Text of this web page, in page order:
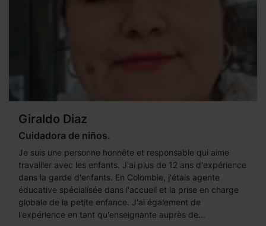
Giraldo Diaz
Cuidadora de niños.
Je suis une personne honnête et responsable qui aime
travailler avec les enfants. J'ai plus de 12 ans d'expérience
dans la garde d'enfants. En Colombie, j'étais agente
éducative spécialisée dans l'accueil et la prise en charge
globale de la petite enfance. J'ai également de
l'expérience en tant qu'enseignante auprès de...